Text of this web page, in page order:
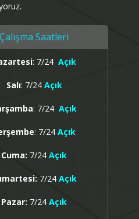
Çalışma Saatleri
: 7/24 Açık
Salı: 7/24 Açık
: 7/24 Açık
: 7/24 Açık
Cuma: 7/24 Açık
7/24 Açık
Pazar: 7/24 Açık